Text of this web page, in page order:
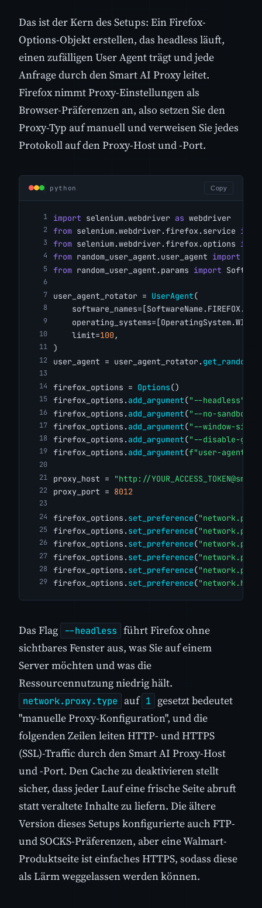
Das ist der Kern des Setups: Ein Firefox-
Options-Objekt erstellen, das headless läuft,
einen zufälligen User Agent trägt und jede
Anfrage durch den Smart AI Proxy leitet.
Firefox nimmt Proxy-Einstellungen als
Browser-Präferenzen an, also setzen Sie den
Proxy-Typ auf manuell und verweisen Sie jedes
Protokoll auf den Proxy-Host und -Port.
python Copy
import selenium.webdriver as webdriver
from selenium.webdriver.firefox.service
from selenium.webdriver.firefox.options
from random_user_agent.user_agent import
from random_user_agent.params import
user_agent_rotator = UserAgent(
    limit=
100 ,
)
user_agent = user_agent_rotator.
firefox_options = Options()
firefox_options. add_argument("--headless"
firefox_options. add_argument("--no-sandbox"
firefox_options. add_argument("--window-
firefox_options. add_argument("--disable-gpu"
firefox_options. add_argument(f"user-
proxy_host = "http://
proxy_port = 8012
firefox_options. set_preference(
firefox_options. set_preference(
firefox_options. set_preference(
firefox_options. set_preference(
firefox_options. set_preference(
firefox_options. set_preference(
Das Flag --headless führt Firefox ohne
sichtbares Fenster aus, was Sie auf einem
Server möchten und was die
Ressourcennutzung niedrig hält.
network.proxy.type auf 1 gesetzt bedeutet
"manuelle Proxy-Konfiguration", und die
folgenden Zeilen leiten HTTP- und HTTPS
(SSL)-Traffic durch den Smart AI Proxy-Host
und -Port. Den Cache zu deaktivieren stellt
sicher, dass jeder Lauf eine frische Seite abruft
statt veraltete Inhalte zu liefern. Die ältere
Version dieses Setups konfigurierte auch FTP-
und SOCKS-Präferenzen, aber eine Walmart-
Produktseite ist einfaches HTTPS, sodass diese
als Lärm weggelassen werden können.